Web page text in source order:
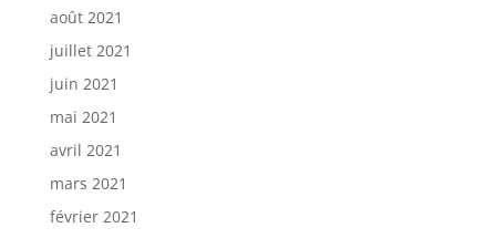
août 2021
juillet 2021
juin 2021
mai 2021
avril 2021
mars 2021
février 2021